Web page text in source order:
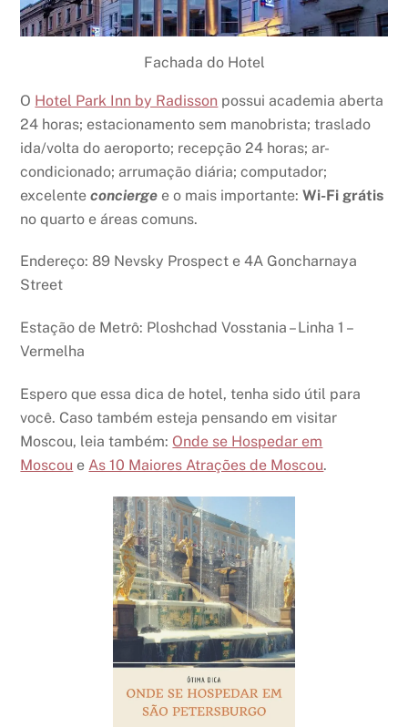
Fachada do Hotel
O Hotel Park Inn by Radisson possui academia aberta
24 horas; estacionamento sem manobrista; traslado
ida/volta do aeroporto; recepção 24 horas; ar-
condicionado; arrumação diária; computador;
excelenteconcierge e o mais importante:Wi-Fi grátis
no quarto e áreas comuns.
Endereço: 89 Nevsky Prospect e 4A Goncharnaya
Street
Estação de Metrô: Ploshchad Vosstania – Linha 1 –
Vermelha
Espero que essa dica de hotel, tenha sido útil para
você. Caso também esteja pensando em visitar
Moscou, leia também: Onde se Hospedar em
Moscou eAs 10 Maiores Atrações de Moscou.